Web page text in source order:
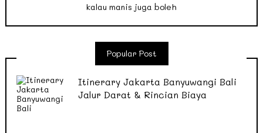
kalau manis juga boleh
Popular Post
Itinerary Jakarta Banyuwangi Bali
Jalur Darat & Rincian Biaya